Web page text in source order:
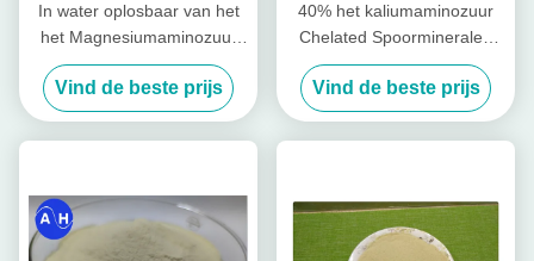
In water oplosbaar van het
het Magnesiumaminozuur
van het Boriumzink Vrij het
Chelaatpoeder
Vind de beste prijs
40% het kaliumaminozuur
Chelated Spoormineralen
voor Banaan het Planten
Vind de beste prijs